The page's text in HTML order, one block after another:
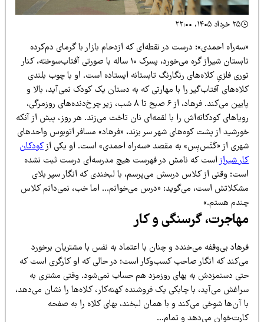
احمدی»؛ درست در نقطه‌ای که ازدحام بازار با گرمای دم‌کرده‌
تابستان شیراز گره می‌خورد، پسرک ۱۰ ساله با صورتی آفتاب‌سوخته، کنار
فلزیِ کلاه‌های رنگارنگ تابستانه ایستاده است. او با چوب بلندی
آفتاب‌گیر را با مهارتی که به دستان یک کودک نمی‌آید، بالا و
پایین می‌کند. فرهاد، از ۶ صبح تا ۸ شب، زیر چرخ‌دنده‌های روزمرگی،
کودکانه‌اش را با لقمه‌ای نان تاخت می‌زند. هر روز، پیش از آنکه
از پشت کوه‌های شهر سر بزند، «فرهاد» مسافر اتوبوس واحدهای
از «کَتَس‌بِس» به مقصد «سه‌راه احمدی» است. او یکی ازکودکان
شیرازاست که نامش در فهرست هیچ مدرسه‌ای درست ثبت نشده
وقتی از کلاس درسش می‌پرسم، با لبخندی که انگار سپر بلای
است، می‌گوید: «درس می‌خوانم… اما خب، نمی‌دانم کلاس
هستم.»
گرسنگی و کار
بی‌وقفه می‌خندد و چنان با اعتماد به نفس با مشتریان برخورد
که انگار صاحب کسب‌وکار است؛ در حالی که او کارگری است که
دستمزدش به بهای روزمزد هم حساب نمی‌شود. وقتی مشتری به
می‌آید، با چابکی یک فروشنده‌ کهنه‌کار، کلاه‌ها را نشان می‌دهد،
آن‌ها شوخی می‌کند و با همان لبخند، بهای کلاه را به صفحه
می‌دهد و تمام…